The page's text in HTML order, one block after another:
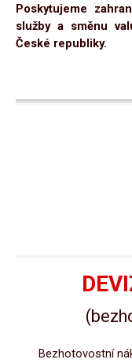
Poskytujeme
služby a směnu
České republiky.
Bezhotovostní